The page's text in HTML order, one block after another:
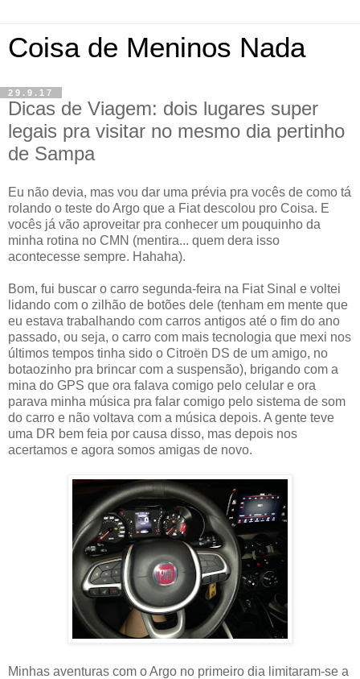
Coisa de Meninos Nada
29.9.17
Dicas de Viagem: dois lugares super
legais pra visitar no mesmo dia pertinho
de Sampa
Eu não devia, mas vou dar uma prévia pra vocês de como tá
rolando o teste do Argo que a Fiat descolou pro Coisa. E
vocês já vão aproveitar pra conhecer um pouquinho da
minha rotina no CMN (mentira... quem dera isso
acontecesse sempre. Hahaha).
Bom, fui buscar o carro segunda-feira na Fiat Sinal e voltei
lidando com o zilhão de botões dele (tenham em mente que
eu estava trabalhando com carros antigos até o fim do ano
passado, ou seja, o carro com mais tecnologia que mexi nos
últimos tempos tinha sido o Citroën DS de um amigo, no
botaozinho pra brincar com a suspensão), brigando com a
mina do GPS que ora falava comigo pelo celular e ora
parava minha música pra falar comigo pelo sistema de som
do carro e não voltava com a música depois. A gente teve
uma DR bem feia por causa disso, mas depois nos
acertamos e agora somos amigas de novo.
Minhas aventuras com o Argo no primeiro dia limitaram-se a